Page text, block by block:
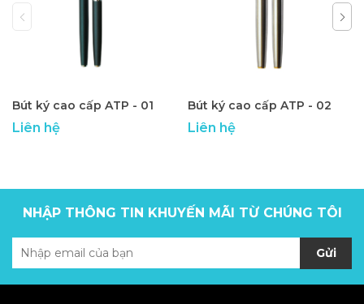
Bút ký cao cấp ATP - 01
Liên hệ
Bút ký cao cấp ATP - 02
Liên hệ
NHẬP THÔNG TIN KHUYẾN MÃI TỪ CHÚNG TÔI
Gửi